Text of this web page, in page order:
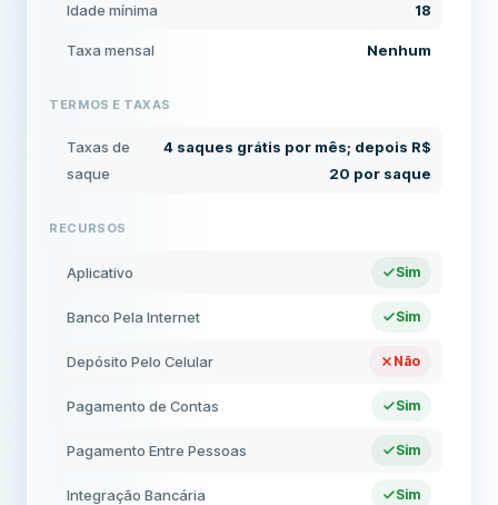
Idade mínima 18
Taxa mensal Nenhum
TERMOS E TAXAS
Taxas de
saque
4 saques grátis por mês; depois R$
20 por saque
RECURSOS
Aplicativo Sim
Banco Pela Internet Sim
Depósito Pelo Celular Não
Pagamento de Contas Sim
Pagamento Entre Pessoas Sim
Integração Bancária Sim